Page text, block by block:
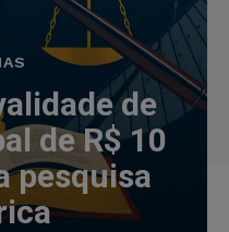
de
de R$ 10
pesquisa